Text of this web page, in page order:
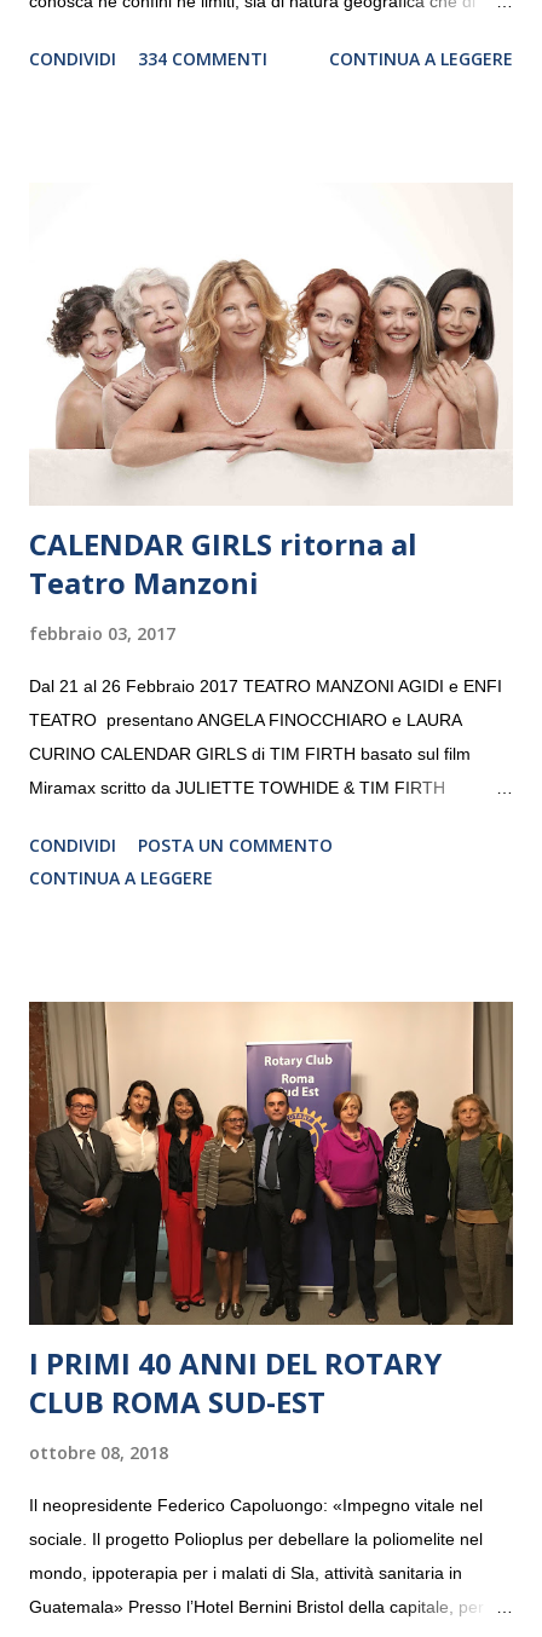
debutterà il 10 settembre a Heiden, in Germania, e toccherà, in
“Settembre dell’Accademia” dove si esibirà per il secondo anno
consecutivo. Il pubblico milanese avrà il piacere di applaudire i
giovani artisti della Baltic Sea Youth Philharmonic per la quarta
volta. L’orchestra, fondata nel 2008 da Kristjan Järvi (affiancato
da un prestigioso consiglio di consulent...
CONDIVIDI 334 COMMENTI CONTINUA A LEGGERE
CALENDAR GIRLS ritorna al
Teatro Manzoni
febbraio 03, 2017
Dal 21 al 26 Febbraio 2017 TEATRO MANZONI AGIDI e ENFI
TEATRO presentano ANGELA FINOCCHIARO e LAURA
CURINO CALENDAR GIRLS di TIM FIRTH basato sul film
Miramax scritto da JULIETTE TOWHIDE & TIM FIRTH
CRISTINA PEZZOLI
CONDIVIDI
POSTA UN COMMENTO
CONTINUA A LEGGERE
I PRIMI 40 ANNI DEL ROTARY
CLUB ROMA SUD-EST
ottobre 08, 2018
Il neopresidente Federico Capoluongo: «Impegno vitale nel
sociale. Il progetto Polioplus per debellare la poliomelite nel
mondo, ippoterapia per i malati di Sla, attività sanitaria in
Guatemala» Presso l’Hotel Bernini Bristol della capitale, per la